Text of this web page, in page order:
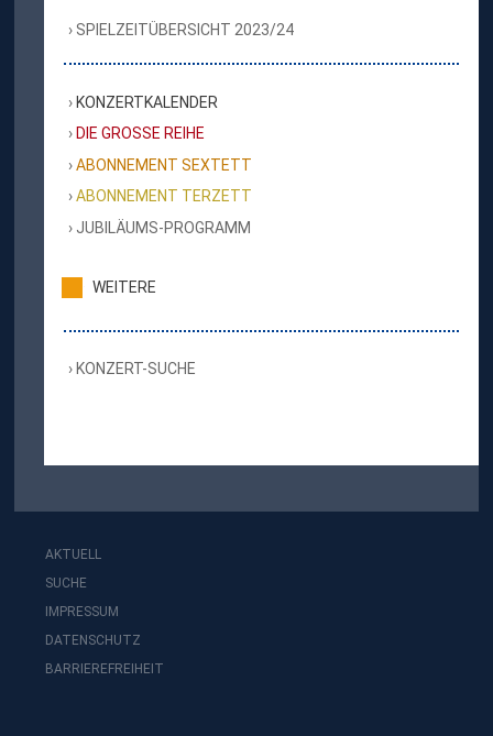
SPIELZEITÜBERSICHT 2023/24
KONZERTKALENDER
DIE GROSSE REIHE
ABONNEMENT SEXTETT
ABONNEMENT TERZETT
JUBILÄUMS-PROGRAMM
WEITERE
KONZERT-SUCHE
AKTUELL
SUCHE
IMPRESSUM
DATENSCHUTZ
BARRIEREFREIHEIT